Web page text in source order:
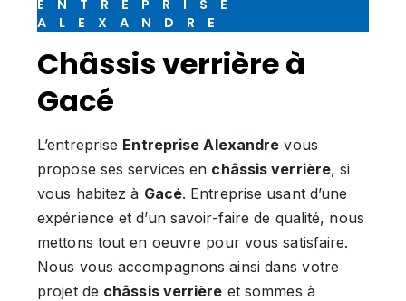
ENTREPRISE
ALEXANDRE
châssis verrière à
Gacé
L’entreprise Entreprise Alexandre vous
propose ses services en châssis verrière, si
vous habitez à Gacé. Entreprise usant d’une
expérience et d’un savoir-faire de qualité, nous
mettons tout en oeuvre pour vous satisfaire.
Nous vous accompagnons ainsi dans votre
projet de châssis verrière et sommes à